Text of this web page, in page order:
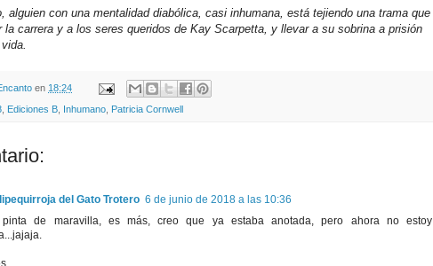
alguien con una mentalidad diabólica, casi inhumana, está tejiendo una trama que
la carrera y a los seres queridos de Kay Scarpetta, y llevar a su sobrina a prisión
en 18:24
, Ediciones B, Inhumano, Patricia Cornwell
del Gato Trotero 6 de junio de 2018 a las 10:36
pinta de maravilla, es más, creo que ya estaba anotada, pero ahora no estoy